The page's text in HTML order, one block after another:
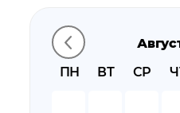
Контакты
ПН
ВТ СР
время прибытия
время в пути
цену билета